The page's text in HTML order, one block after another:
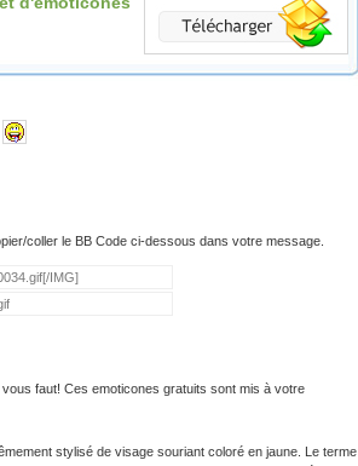
coller le BB Code ci-dessous dans votre message.
faut! Ces emoticones gratuits sont mis à votre
stylisé de visage souriant coloré en jaune. Le terme